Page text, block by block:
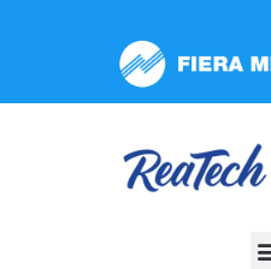
inclui